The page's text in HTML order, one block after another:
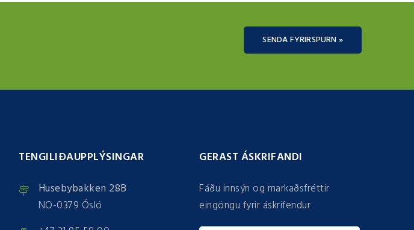
SENDA FYRIRSPURN »
TENGILIÐAUPPLÝSINGAR
Husebybakken 28B
NO-0379 Ósló
GERAST ÁSKRIFANDI
Fáðu innsýn og markaðsfréttir
eingöngu fyrir áskrifendur